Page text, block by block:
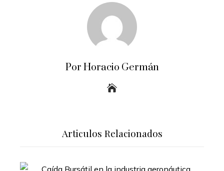
Por Horacio Germán
Articulos Relacionados